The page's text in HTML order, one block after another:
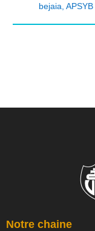
bejaia APSYB
Notre chaine